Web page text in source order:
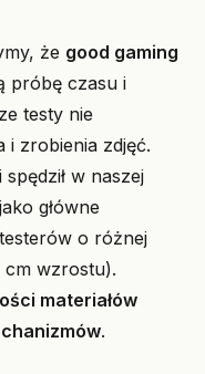
że good gaming
próbę czasu i
testy nie
i zrobienia zdjęć.
w naszej
główne
o różnej
cm wzrostu).
materiałów
.